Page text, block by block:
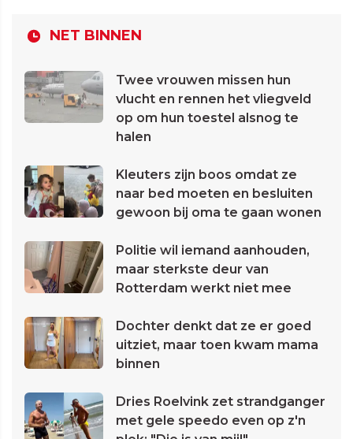
NET BINNEN
Twee vrouwen missen hun
vlucht en rennen het vliegveld
op om hun toestel alsnog te
halen
Kleuters zijn boos omdat ze
naar bed moeten en besluiten
gewoon bij oma te gaan wonen
Politie wil iemand aanhouden,
maar sterkste deur van
Rotterdam werkt niet mee
Dochter denkt dat ze er goed
uitziet, maar toen kwam mama
binnen
Dries Roelvink zet strandganger
met gele speedo even op z'n